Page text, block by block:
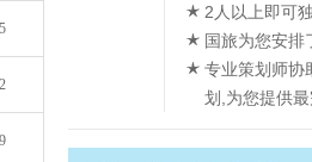
2人以上即可
国旅为您安排
专业策划师协
划,为您提供最